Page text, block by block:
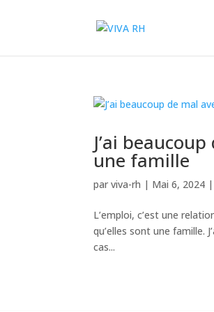
J’ai
une famille
parviva-rh | Mai 6, 2024 |
L’emploi, c’est une
qu’elles sont une famille.
cas...